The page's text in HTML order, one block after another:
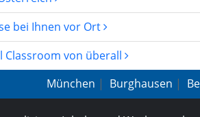
bei Ihnen vor Ort
Classroom von überall
München | Burghausen |